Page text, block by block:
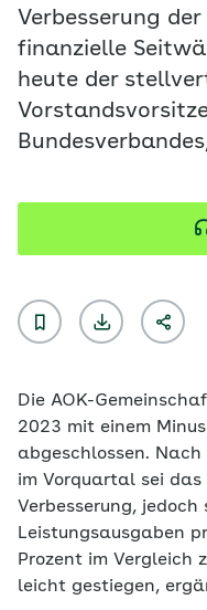
Verbesserung
finanzielle
heute der
Die AOK-
2023 mit einem
abgeschlossen.
im Vorquartal sei
Verbesserung,
Leistungsausgaben
Prozent im Vergleich
leicht gestiegen,